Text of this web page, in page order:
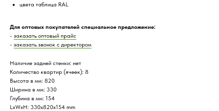
цвета таблица RAL
Для оптовых покупателей специальное предложение:
- заказать оптовый прайс
- заказать звонок с директором
Наличие задней стенки: нет
Количество квартир (ячеек): 8
Высота в мм: 820
Ширина в мм: 330
Глубина в мм: 154
LxWxH: 330x820x154 mm